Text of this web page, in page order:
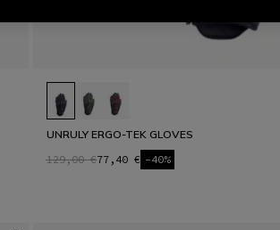
UNRULY ERGO-TEK GLOVES
129,00 €77,40 € -40%